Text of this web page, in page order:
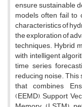
ensure sustainable
models often fail
characteristics of
the exploration of
techniques. Hybrid
with intelligent
time series
reducing noise.
that combines
(EEMD), Support